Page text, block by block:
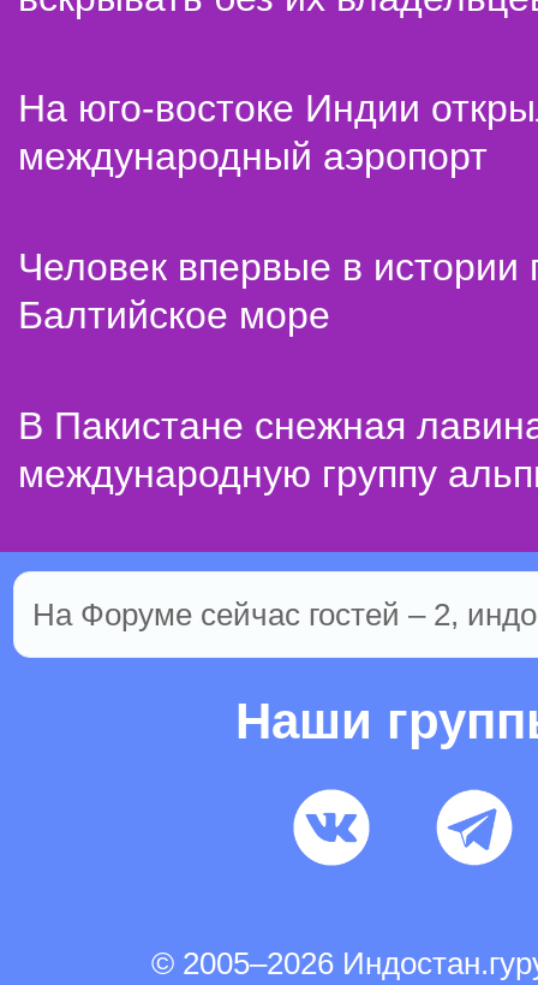
На юго-востоке Индии
международный аэропорт
Человек впервые в истории
Балтийское море
В Пакистане снежная
международную группу
На Форуме сейчас гостей – 2,
Наши
© 2005–2026